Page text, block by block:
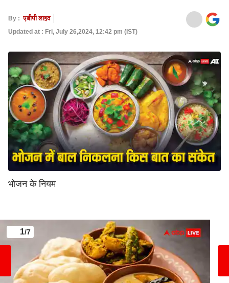
By : एबीपी लाइव
Updated at : Fri, July 26,2024, 12:42 pm (IST)
भोजन के नियम
1/7